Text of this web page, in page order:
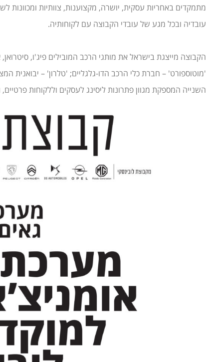
מתמקדים באחריות עסקית, יושרה, מקצוענות, צוותיות ומכוונות
עובדיה ובכל מגע של עובדי הקבוצה עם לקוחותיה.
'מוטוספורט' – חברת כלי הרכב הדו-גלגליים; 'טלרון' – יבואנית
השנייה המספקת מגוון פתרונות ליסינג לעסקים וללקוחות